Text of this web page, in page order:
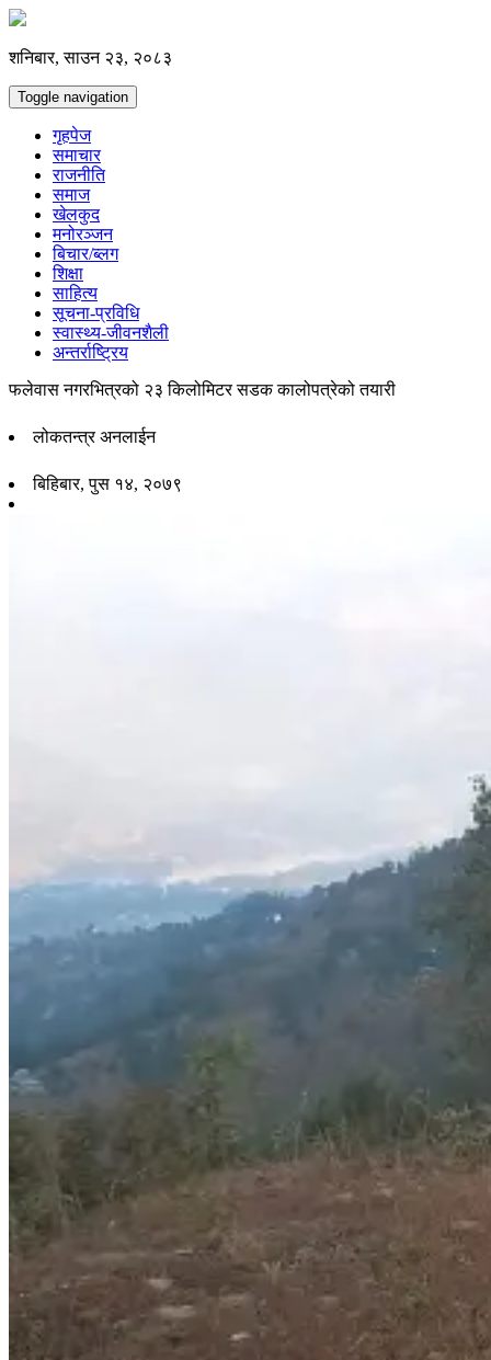
शनिबार, साउन २३, २०८३
Toggle navigation
गृहपेज
समाचार
राजनीति
समाज
खेलकुद
मनोरञ्जन
बिचार/ब्लग
शिक्षा
साहित्य
सूचना-प्रविधि
स्वास्थ्य-जीवनशैली
अन्तर्राष्ट्रिय
फलेवास नगरभित्रको २३ किलोमिटर सडक कालोपत्रेको तयारी
लोकतन्त्र अनलाईन
बिहिबार, पुस १४, २०७९